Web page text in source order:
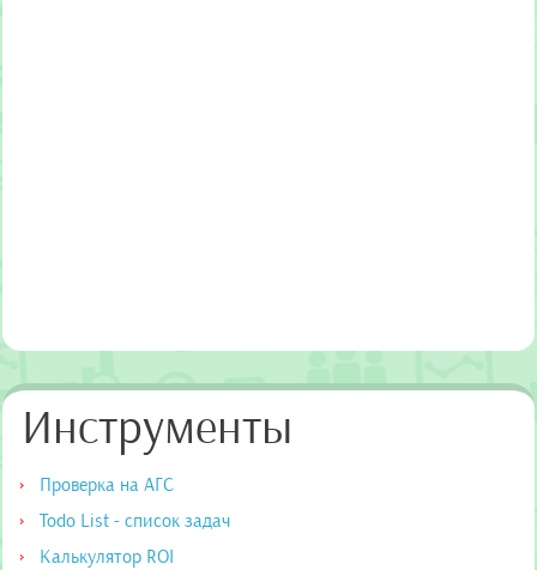
Инструменты
Проверка на АГС
Todo List - список задач
Калькулятор ROI